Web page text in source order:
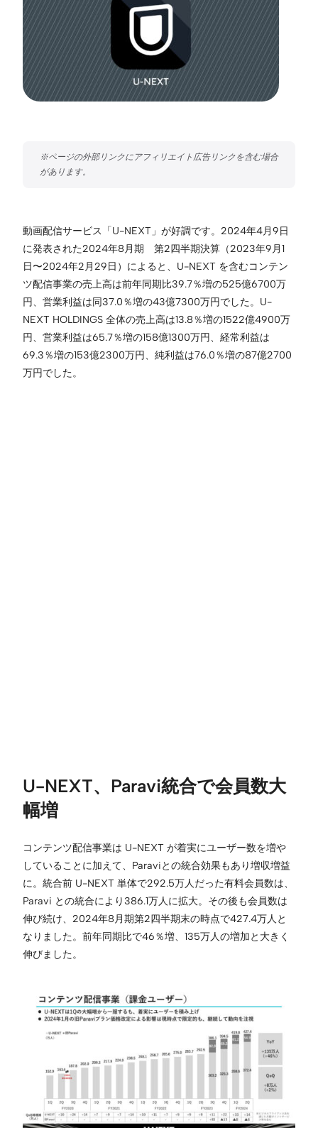
動画配信サービス「U-NEXT」が好調です。2024年4月9日
に発表された2024年8月期 第2四半期決算（2023年9月1
日〜2024年2月29日）によると、U-NEXT を含むコンテン
ツ配信事業の売上高は前年同期比39.7％増の525億6700万
円、営業利益は同37.0％増の43億7300万円でした。U-
NEXT HOLDINGS 全体の売上高は13.8％増の1522億4900万
円、営業利益は65.7％増の158億1300万円、経常利益は
69.3％増の153億2300万円、純利益は76.0％増の87億2700
万円でした。
U-NEXT、Paravi統合で会員数大
幅増
コンテンツ配信事業は U-NEXT が着実にユーザー数を増や
していることに加えて、Paraviとの統合効果もあり増収増益
に。統合前 U-NEXT 単体で292.5万人だった有料会員数は、
Paravi との統合により386.1万人に拡大。その後も会員数は
伸び続け、2024年8月期第2四半期末の時点で427.4万人と
なりました。前年同期比で46％増、135万人の増加と大きく
伸びました。